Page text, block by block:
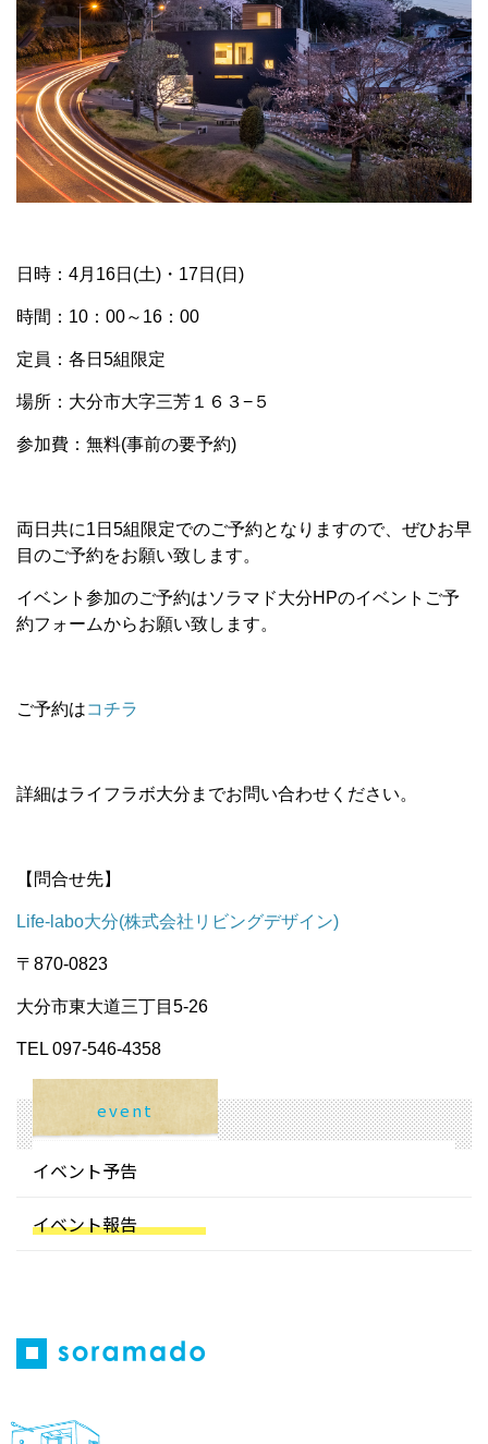
日時：4月16日(土)・17日(日)
時間：10：00～16：00
定員：各日5組限定
場所：大分市大字三芳１６３−５
参加費：無料(事前の要予約)
両日共に1日5組限定でのご予約となりますので、ぜひお早
目のご予約をお願い致します。
イベント参加のご予約はソラマド大分HPのイベントご予
約フォームからお願い致します。
ご予約はコチラ
詳細はライフラボ大分までお問い合わせください。
【問合せ先】
Life-labo大分(株式会社リビングデザイン)
〒870-0823
大分市東大道三丁目5-26
TEL 097-546-4358
event
イベント予告
イベント報告